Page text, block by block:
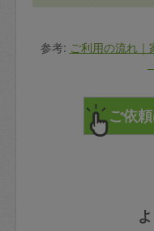
参考: ご利用の流れ｜